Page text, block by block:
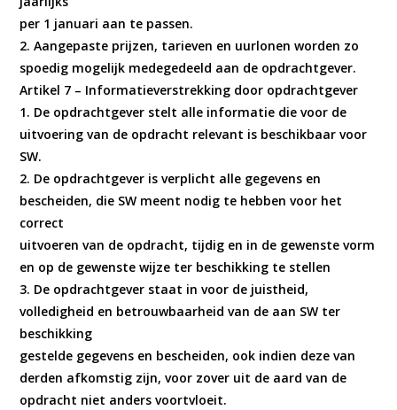
per 1 januari aan te passen.
2. Aangepaste prijzen, tarieven en uurlonen worden zo
spoedig mogelijk medegedeeld aan de opdrachtgever.
Artikel 7 – Informatieverstrekking door opdrachtgever
1. De opdrachtgever stelt alle informatie die voor de
uitvoering van de opdracht relevant is beschikbaar voor
SW.
2. De opdrachtgever is verplicht alle gegevens en
bescheiden, die SW meent nodig te hebben voor het
correct
uitvoeren van de opdracht, tijdig en in de gewenste vorm
en op de gewenste wijze ter beschikking te stellen
3. De opdrachtgever staat in voor de juistheid,
volledigheid en betrouwbaarheid van de aan SW ter
beschikking
gestelde gegevens en bescheiden, ook indien deze van
derden afkomstig zijn, voor zover uit de aard van de
opdracht niet anders voortvloeit.